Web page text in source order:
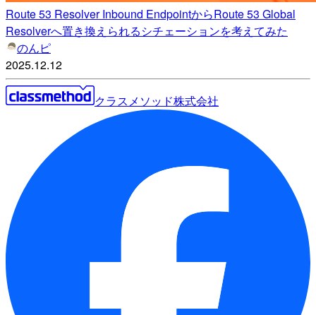
Route 53 Resolver Inbound EndpointからRoute 53 Global
Resolverへ置き換えられるシチェーションを考えてみた
のんピ
2025.12.12
クラスメソッド株式会社